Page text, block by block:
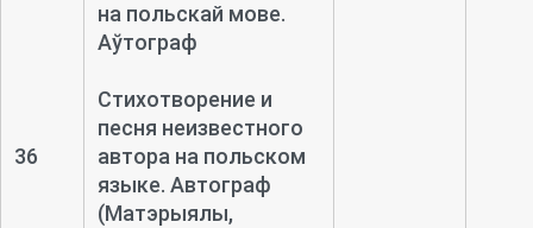
36
на польскай мове.
Аўтограф
Стихотворение и
песня неизвестного
автора на польском
языке. Автограф
(Матэрыялы,